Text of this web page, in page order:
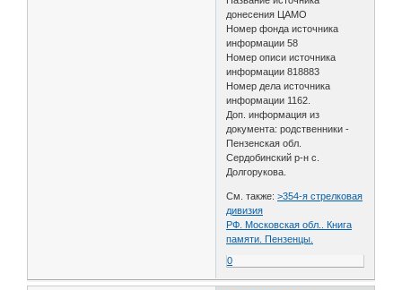
донесения ЦАМО
Номер фонда источника
информации 58
Номер описи источника
информации 818883
Номер дела источника
информации 1162.
Доп. информация из
документа: родственники -
Пензенская обл.
Сердобинский р-н с.
Долгорукова.
См. также:>354-я стрелковая
дивизия
РФ. Московская обл.. Книга
памяти. Пензенцы.
0